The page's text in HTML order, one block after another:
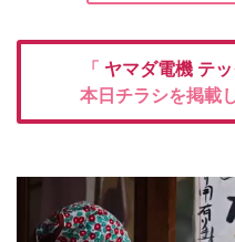
「 ヤマダ電機 テ
本日チラシを掲載